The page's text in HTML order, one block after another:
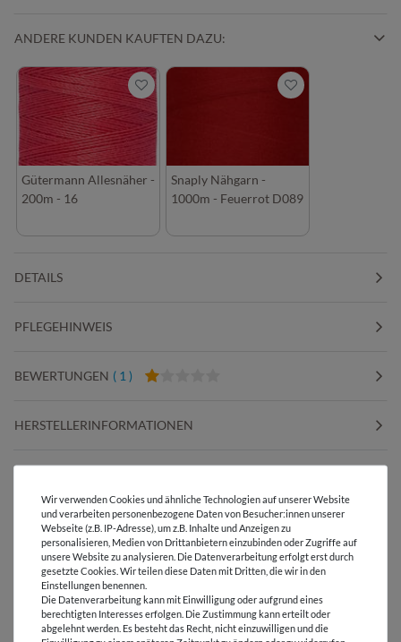
ANDERE KUNDEN KAUFTEN DAZU:
Gütermann Allesnäher -
200m - 16
Snaply Nähgarn -
1000m - Feuerrot D089
DETAILS
PFLEGEHINWEIS
BEWERTUNGEN ( 1 )
HERSTELLERINFORMATIONEN
Versandkostenfrei ab 60 € -
Lieferung mit DHL
E-Mail Kundenservice
Antwort in 24h
Über 98% positive
Wir verwenden Cookies und ähnliche Technologien auf unserer Website
und verarbeiten personenbezogene Daten von Besucher:innen unserer
Webseite (z.B. IP-Adresse), um z.B. Inhalte und Anzeigen zu
personalisieren, Medien von Drittanbietern einzubinden oder Zugriffe auf
unsere Website zu analysieren. Die Datenverarbeitung erfolgt erst durch
gesetzte Cookies. Wir teilen diese Daten mit Dritten, die wir in den
Einstellungen benennen.
Die Datenverarbeitung kann mit Einwilligung oder aufgrund eines
berechtigten Interesses erfolgen. Die Zustimmung kann erteilt oder
abgelehnt werden. Es besteht das Recht, nicht einzuwilligen und die